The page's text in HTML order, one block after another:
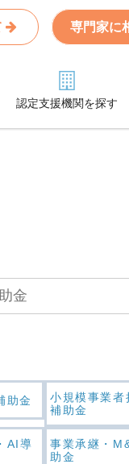
専門家に
認定支援機関を探す
助金
小規模事業者
補助金
AI導
事業承継・
助金